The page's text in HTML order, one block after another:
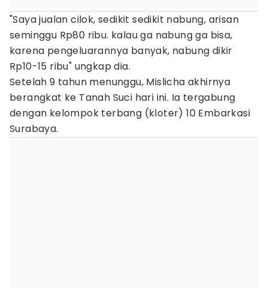
"Saya jualan cilok, sedikit sedikit nabung, arisan
seminggu Rp80 ribu. kalau ga nabung ga bisa,
karena pengeluarannya banyak, nabung dikir
Rp10-15 ribu" ungkap dia.
Setelah 9 tahun menunggu, Mislicha akhirnya
berangkat ke Tanah Suci hari ini. Ia tergabung
dengan kelompok terbang (kloter) 10 Embarkasi
Surabaya.